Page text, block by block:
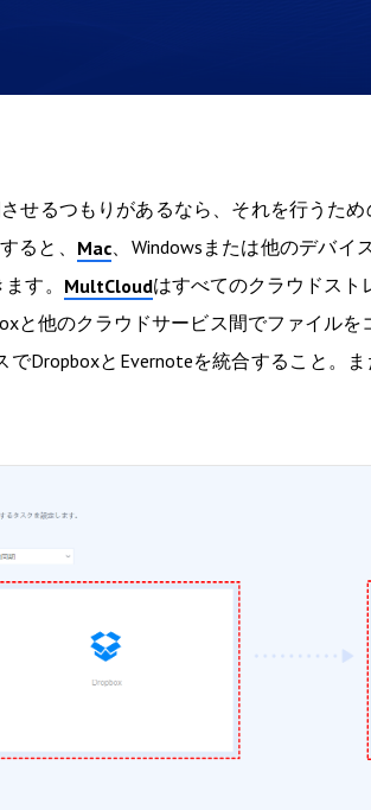
せるつもりがあるなら、それを行うた
ると、 Mac、Windowsまたは他のデバイ
す。 MultCloudはすべてのクラウドスト
と他のクラウドサービス間でファイル
DropboxとEvernoteを統合すること。